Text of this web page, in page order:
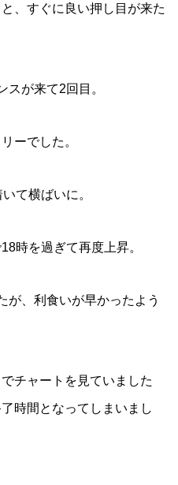
、すぐに良い押し目が来た
スが来て2回目。
ーでした。
て横ばいに。
時を過ぎて再度上昇。
が、利食いが早かったよう
チャートを見ていました
時間となってしまいまし